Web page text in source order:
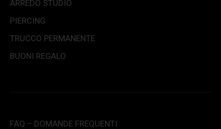
ARREDO STUDIO
PIERCING
TRUCCO PERMANENTE
BUONI REGALO
FAQ – DOMANDE FREQUENTI